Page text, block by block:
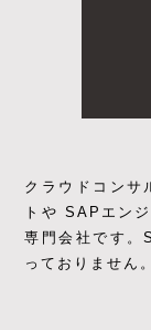
クラウドコンサ
トや SAPエン
専門会社です。
っておりません